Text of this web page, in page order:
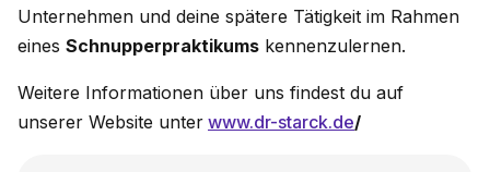
Unternehmen und deine spätere Tätigkeit im Rahmen
eines Schnupperpraktikums kennenzulernen.
Weitere Informationen über uns findest du auf
unserer Website unter www.dr-starck.de/